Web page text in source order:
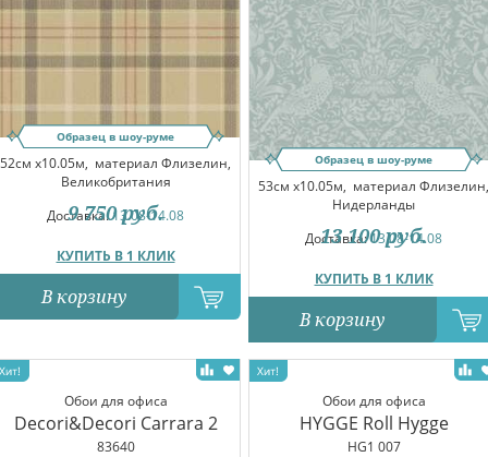
Образец в шоу-руме
52см x10.05м, материал Флизелин,
Великобритания
Доставка:13.08-14.08
КУПИТЬ В 1 КЛИК
9 750 руб.
В корзину
Образец в шоу-руме
53см x10.05м, материал Флизелин,
Нидерланды
Доставка:13.08-14.08
КУПИТЬ В 1 КЛИК
13 100 руб.
В корзину
Обои для офиса
Decori&Decori Carrara 2
83640
Обои для офиса
HYGGE Roll Hygge
HG1 007